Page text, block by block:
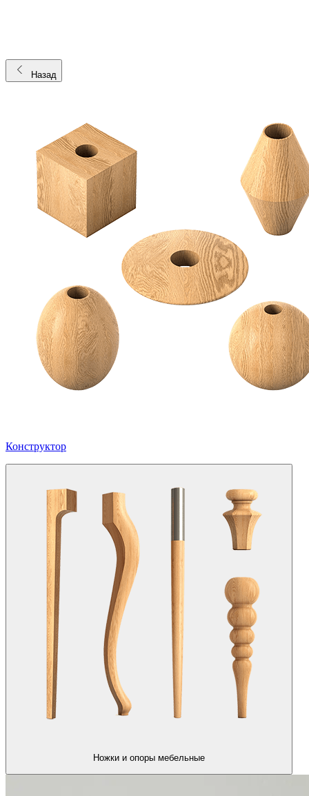
Назад
Конструктор
Ножки и опоры мебельные